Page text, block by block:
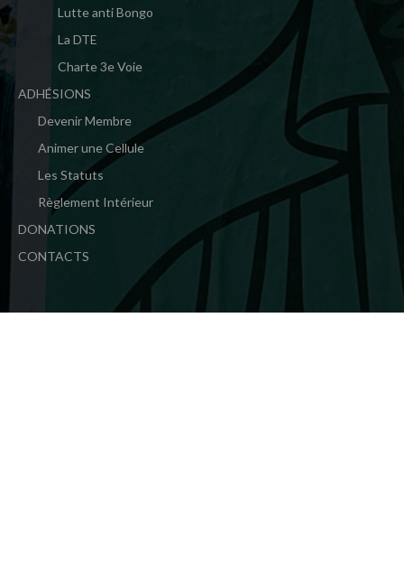
Lutte anti Bongo
La DTE
Charte 3e Voie
ADHÉSIONS
Devenir Membre
Animer une Cellule
Les Statuts
Règlement Intérieur
DONATIONS
CONTACTS